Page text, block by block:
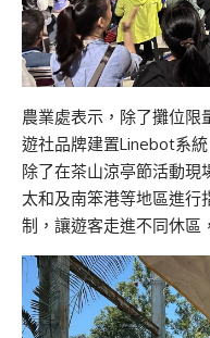
農業處表示，除了攤位限
遊社品牌建置Linebot系
除了在茶山涼亭節活動現
太和及南笨港等地區進行
制，讓遊客走進不同休區